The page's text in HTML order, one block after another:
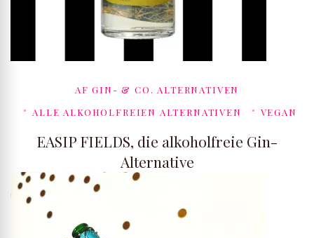
AF GIN- & CO. ALTERNATIVEN
ALLE ALKOHOLFREIEN ALTERNATIVEN
VEGAN
EASIP FIELDS, die alkoholfreie Gin-
Alternative